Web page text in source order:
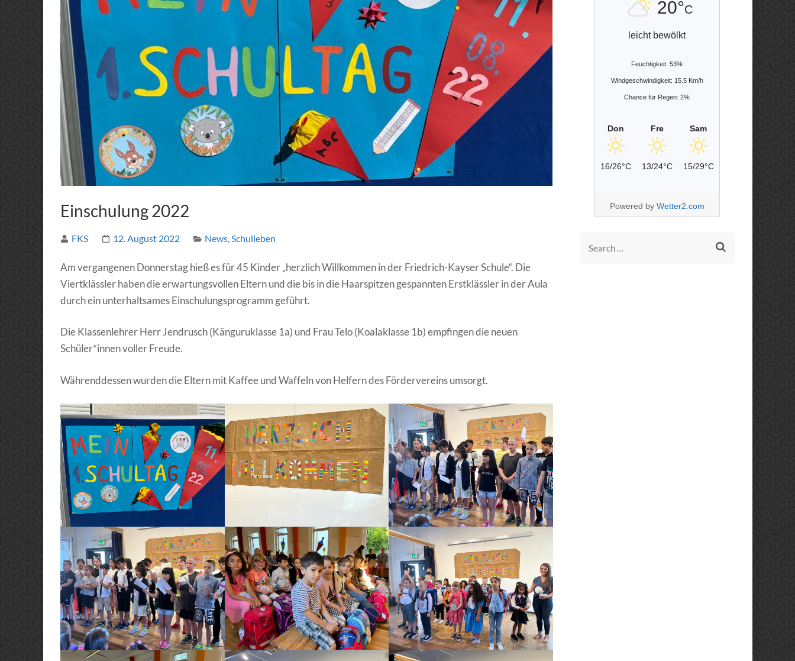
Einschulung 2022
FKS 12. August 2022 News Schulleben
Am vergangenen Donnerstag hieß es für 45 Kinder „herzlich Willkommen in der Friedrich-Kayser Schule“. Die
Viertklässler haben die erwartungsvollen Eltern und die bis in die Haarspitzen gespannten Erstklässler in der Aula
durch ein unterhaltsames Einschulungsprogramm geführt.
Die Klassenlehrer Herr Jendrusch (Känguruklasse 1a) und Frau Telo (Koalaklasse 1b) empfingen die neuen
Schüler*innen voller Freude.
Währenddessen wurden die Eltern mit Kaffee und Waffeln von Helfern des Fördervereins umsorgt.
20°C
leicht bewölkt
Feuchtigkeit: 53%
Windgeschwindigkeit: 15.5 Km/h
Chance für Regen: 2%
Don
16/26°C
Fre
13/24°C
Sam
15/29°C
Powered by Wetter2.com
Search